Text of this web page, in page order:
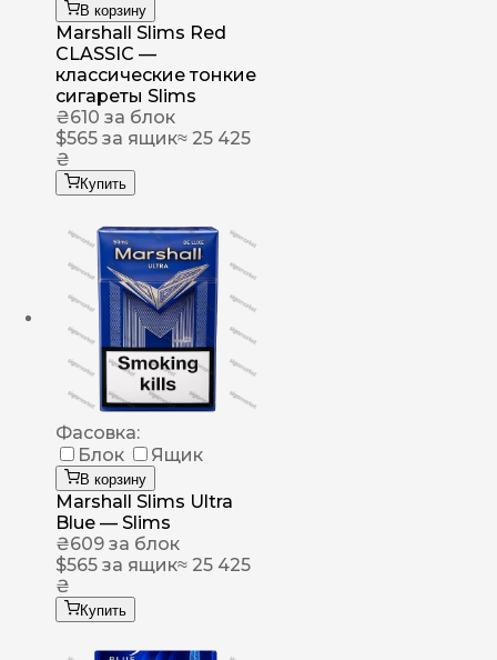
В корзину
Marshall Slims Red
CLASSIC —
классические тонкие
сигареты Slims
₴610 за блок
$565 за ящик≈ 25 425
₴
Купить
Фасовка:
Блок
Ящик
В корзину
Marshall Slims Ultra
Blue — Slims
₴609 за блок
$565 за ящик≈ 25 425
₴
Купить